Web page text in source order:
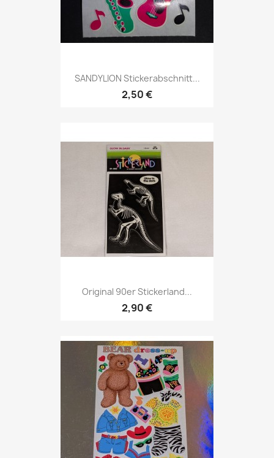
SANDYLION Stickerabschnitt...
2,50 €
Original 90er Stickerland...
2,90 €